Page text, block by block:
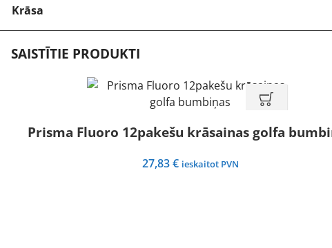
Krāsa
SAISTĪTIE PRODUKTI
Prisma Fluoro 12pakešu krāsainas golfa
27,83€ ieskaitot PVN